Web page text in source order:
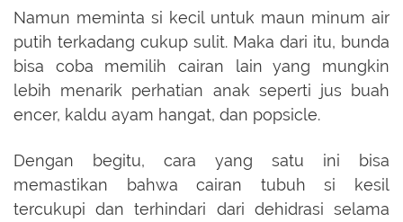
Namun meminta si kecil untuk maun minum air
putih terkadang cukup sulit. Maka dari itu, bunda
bisa coba memilih cairan lain yang mungkin
lebih menarik perhatian anak seperti jus buah
encer, kaldu ayam hangat, dan popsicle.
Dengan begitu, cara yang satu ini bisa
memastikan bahwa cairan tubuh si kesil
tercukupi dan terhindari dari dehidrasi selama